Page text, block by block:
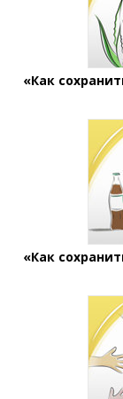
«Как
«Как